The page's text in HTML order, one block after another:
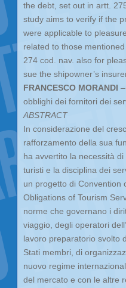
the debt, set out in artt.
study aims to verify if the
were applicable to
related to those
274 cod. nav. also for
sue the shipowner’s
FRANCESCO MORANDI
obblighi dei fornitori dei
ABSTRACT
In considerazione del
rafforzamento della sua
ha avvertito la necessità
turisti e la disciplina dei
un progetto di Convention
Obligations of Tourism
norme che governano i
viaggio, degli operatori
lavoro preparatorio svolto
Stati membri, di
nuovo regime
del mercato e con le altre